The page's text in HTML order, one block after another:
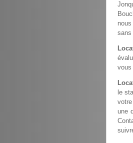
sans
vous
le
une